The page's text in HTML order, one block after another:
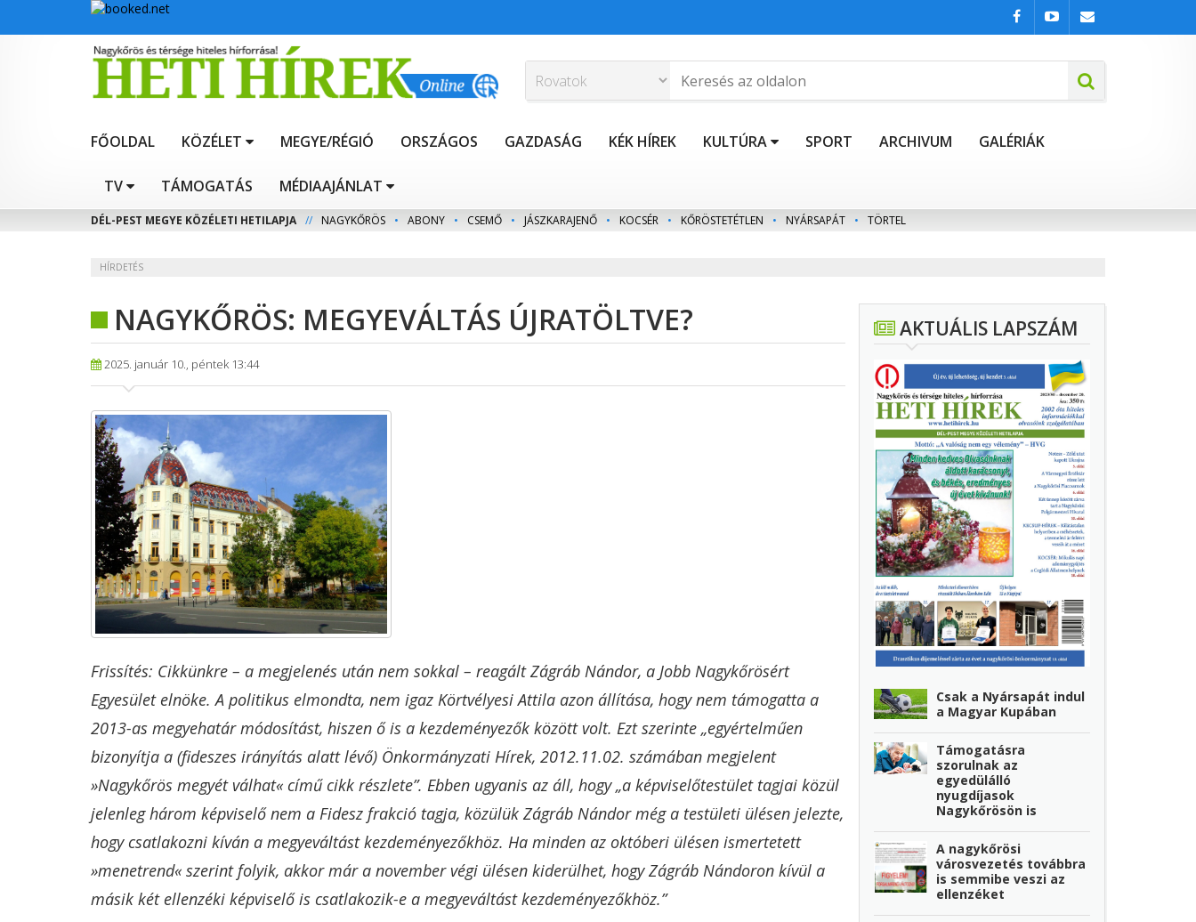
FŐOLDAL KÖZÉLET MEGYE/RÉGIÓ ORSZÁGOS GAZDASÁG KÉK HÍREK KULTÚRA SPORT ARCHIVUM GALÉRIÁK
TV TÁMOGATÁS MÉDIAAJÁNLAT
DÉL-PEST MEGYE KÖZÉLETI HETILAPJA // NAGYKŐRÖS • ABONY • CSEMŐ • JÁSZKARAJENŐ • KOCSÉR • KŐRÖSTETÉTLEN • NYÁRSAPÁT • TÖRTEL
HÍRDETÉS
NAGYKŐRÖS: MEGYEVÁLTÁS ÚJRATÖLTVE?
2025. január 10., péntek 13:44
Frissítés: Cikkünkre – a megjelenés után nem sokkal – reagált Zágráb Nándor, a Jobb Nagykőrösért
Egyesület elnöke. A politikus elmondta, nem igaz Körtvélyesi Attila azon állítása, hogy nem támogatta a
2013-as megyehatár módosítást, hiszen ő is a kezdeményezők között volt. Ezt szerinte „egyértelműen
bizonyítja a (fideszes irányítás alatt lévő) Önkormányzati Hírek, 2012.11.02. számában megjelent
»Nagykőrös megyét válhat« című cikk részlete”. Ebben ugyanis az áll, hogy „a képviselőtestület tagjai közül
jelenleg három képviselő nem a Fidesz frakció tagja, közülük Zágráb Nándor még a testületi ülésen jelezte,
hogy csatlakozni kíván a megyeváltást kezdeményezőkhöz. Ha minden az októberi ülésen ismertetett
»menetrend« szerint folyik, akkor már a november végi ülésen kiderülhet, hogy Zágráb Nándoron kívül a
másik két ellenzéki képviselő is csatlakozik-e a megyeváltást kezdeményezőkhöz.”
AKTUÁLIS LAPSZÁM
Csak a Nyársapát indul
a Magyar Kupában
Támogatásra
szorulnak az
egyedülálló
nyugdíjasok
Nagykőrösön is
A nagykőrösi
városvezetés továbbra
is semmibe veszi az
ellenzéket